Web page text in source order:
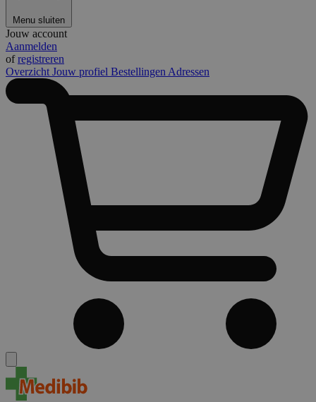
Menu sluiten
Jouw account
Aanmelden
ofregistreren
Overzicht Jouw profiel Bestellingen Adressen